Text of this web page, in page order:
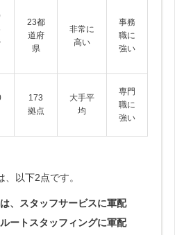
23都
道府
県
非常に
高い
事務
職に
強い
173
拠点
大手平
均
専門
職に
強い
以下2点です。
、スタッフサービスに軍配
ートスタッフィングに軍配